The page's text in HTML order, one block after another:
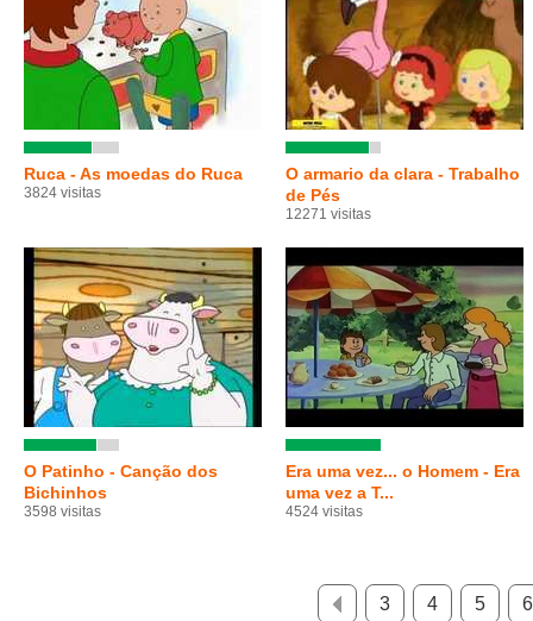
Ruca - As moedas do Ruca
3824 visitas
O armario da clara - Trabalho
de Pés
12271 visitas
O Patinho - Canção dos
Bichinhos
3598 visitas
Era uma vez... o Homem - Era
uma vez a T...
4524 visitas
3 4 5 6